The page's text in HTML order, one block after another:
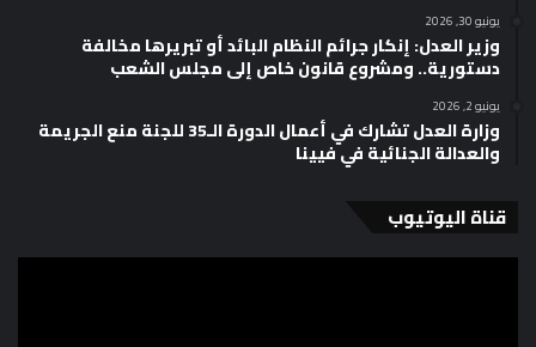
يونيو 30, 2026
وزير العدل: إنكار جرائم النظام البائد أو تبريرها مخالفة
دستورية.. ومشروع قانون خاص إلى مجلس الشعب
يونيو 2, 2026
وزارة العدل تشارك في أعمال الدورة الـ35 للجنة منع الجريمة
والعدالة الجنائية في فيينا
قناة اليوتيوب